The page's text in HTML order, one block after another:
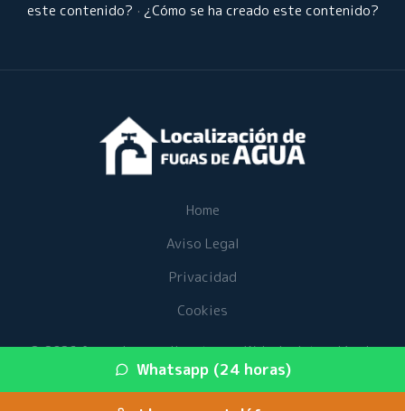
Whatsapp (24 horas)
este contenido? · ¿Cómo se ha creado este contenido?
Home
Aviso Legal
Privacidad
Cookies
© 2026 fugasdeaguaalicante.es · Web de detección de
fugas de agua en su provincia ·Mapa del sitio